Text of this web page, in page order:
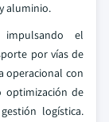
aluminio.
el
por vías de
operacional con
optimización de
logística.